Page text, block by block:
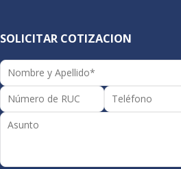
VIBRÓMETROS
SOLICITAR COTIZACION